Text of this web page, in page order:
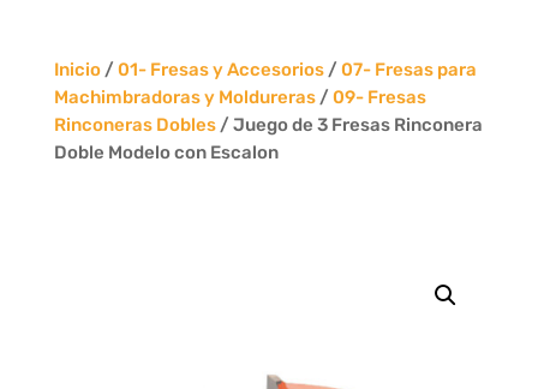
Inicio/ 01- Fresas y Accesorios/ 07- Fresas para
Machimbradoras y Moldureras/ 09- Fresas
Rinconeras Dobles/ Juego de 3 Fresas Rinconera
Doble Modelo con Escalon